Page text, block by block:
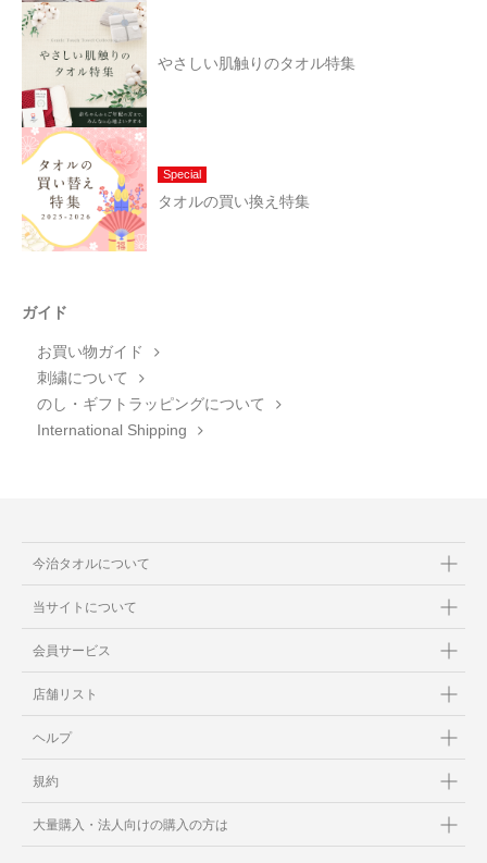
やさしい肌触りのタオル特集
Special
タオルの買い換え特集
ガイド
お買い物ガイド
刺繍について
のし・ギフトラッピングについて
International Shipping
今治タオルについて
当サイトについて
会員サービス
店舗リスト
ヘルプ
規約
大量購入・法人向けの購入の方は